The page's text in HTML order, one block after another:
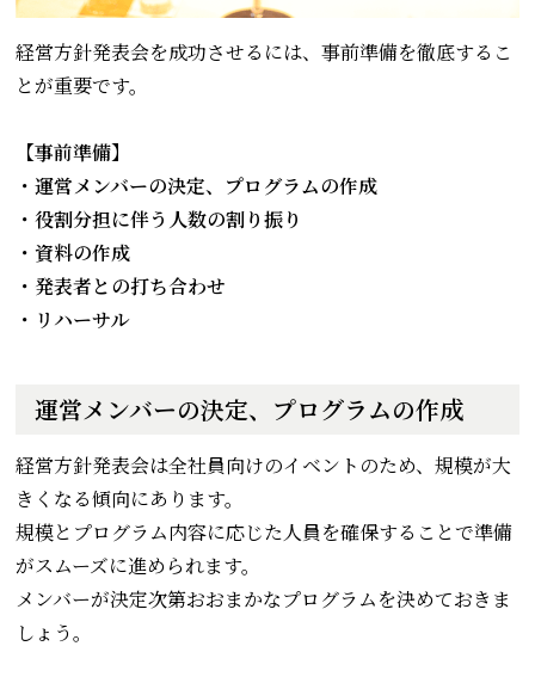
経営方針発表会を成功させるには、事前準備を徹底するこ
とが重要です。
【事前準備】
・運営メンバーの決定、プログラムの作成
・役割分担に伴う人数の割り振り
・資料の作成
・発表者との打ち合わせ
・リハーサル
運営メンバーの決定、プログラムの作成
経営方針発表会は全社員向けのイベントのため、規模が大
きくなる傾向にあります。
規模とプログラム内容に応じた人員を確保することで準備
がスムーズに進められます。
メンバーが決定次第おおまかなプログラムを決めておきま
しょう。